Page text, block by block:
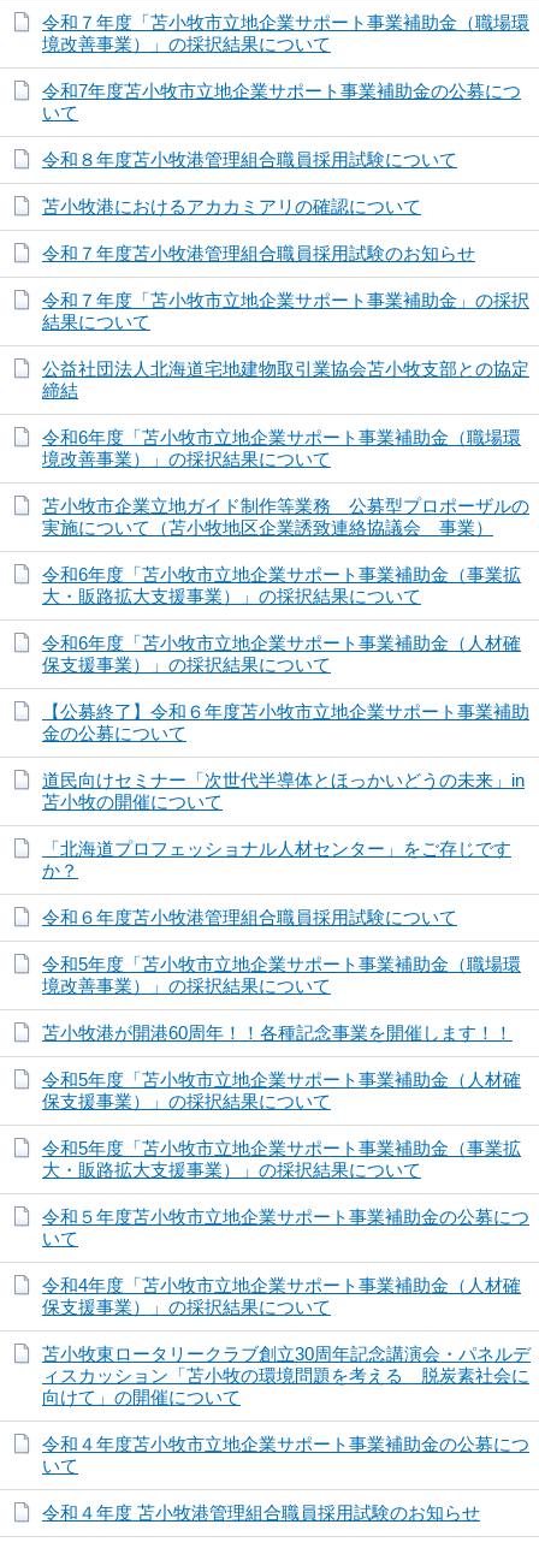
令和７年度「苫小牧市立地企業サポート事業補助金（職場環
境改善事業）」の採択結果について
令和7年度苫小牧市立地企業サポート事業補助金の公募につ
いて
令和８年度苫小牧港管理組合職員採用試験について
苫小牧港におけるアカカミアリの確認について
令和７年度苫小牧港管理組合職員採用試験のお知らせ
令和７年度「苫小牧市立地企業サポート事業補助金」の採択
結果について
公益社団法人北海道宅地建物取引業協会苫小牧支部との協定
締結
令和6年度「苫小牧市立地企業サポート事業補助金（職場環
境改善事業）」の採択結果について
苫小牧市企業立地ガイド制作等業務 公募型プロポーザルの
実施について（苫小牧地区企業誘致連絡協議会 事業）
令和6年度「苫小牧市立地企業サポート事業補助金（事業拡
大・販路拡大支援事業）」の採択結果について
令和6年度「苫小牧市立地企業サポート事業補助金（人材確
保支援事業）」の採択結果について
【公募終了】令和６年度苫小牧市立地企業サポート事業補助
金の公募について
道民向けセミナー「次世代半導体とほっかいどうの未来」in
苫小牧の開催について
「北海道プロフェッショナル人材センター」をご存じです
か？
令和６年度苫小牧港管理組合職員採用試験について
令和5年度「苫小牧市立地企業サポート事業補助金（職場環
境改善事業）」の採択結果について
苫小牧港が開港60周年！！各種記念事業を開催します！！
令和5年度「苫小牧市立地企業サポート事業補助金（人材確
保支援事業）」の採択結果について
令和5年度「苫小牧市立地企業サポート事業補助金（事業拡
大・販路拡大支援事業）」の採択結果について
令和５年度苫小牧市立地企業サポート事業補助金の公募につ
いて
令和4年度「苫小牧市立地企業サポート事業補助金（人材確
保支援事業）」の採択結果について
苫小牧東ロータリークラブ創立30周年記念講演会・パネルデ
ィスカッション「苫小牧の環境問題を考える 脱炭素社会に
向けて」の開催について
令和４年度苫小牧市立地企業サポート事業補助金の公募につ
いて
令和４年度 苫小牧港管理組合職員採用試験のお知らせ